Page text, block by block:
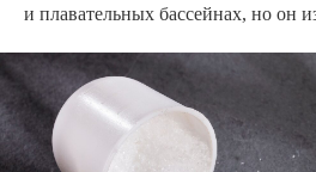
и плавательных бассейнах, но он